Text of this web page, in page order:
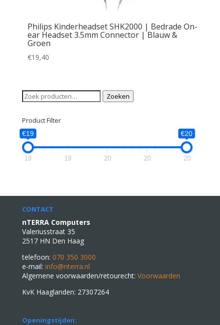
Philips Kinderheadset SHK2000 | Bedrade On-
ear Headset 3.5mm Connector | Blauw &
Groen
€19,40
Zoeken
naar:
Zoeken
Product Filter
€19 €20
19 19 20 20 20
CONTACT
nTERRA Computers
Valeriusstraat 35
2517 HN Den Haag
telefoon: 070 350 3000
e-mail: info@nterra.nl
Algemene voorwaarden/retourecht: Voorwaarden
KvK Haaglanden: 27307264
Openingstijden: